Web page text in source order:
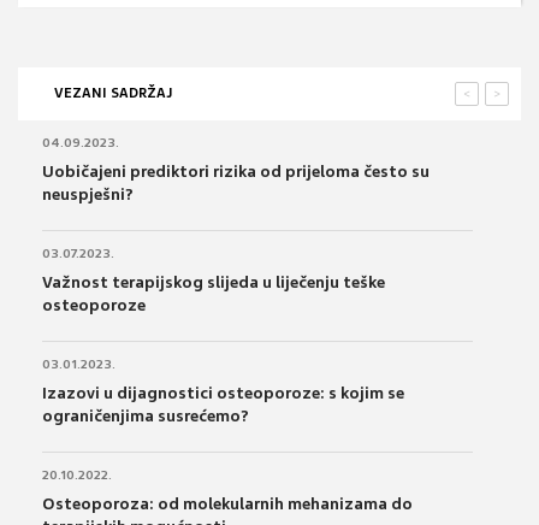
VEZANI SADRŽAJ >
<
04.09.2023.
Uobičajeni prediktori rizika od prijeloma često su
neuspješni?
03.07.2023.
Važnost terapijskog slijeda u liječenju teške
osteoporoze
03.01.2023.
Izazovi u dijagnostici osteoporoze: s kojim se
ograničenjima susrećemo?
20.10.2022.
Osteoporoza: od molekularnih mehanizama do